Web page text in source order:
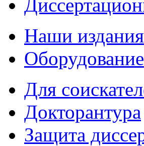
Наши издания
Оборудование
Для
Докторантура
Защита